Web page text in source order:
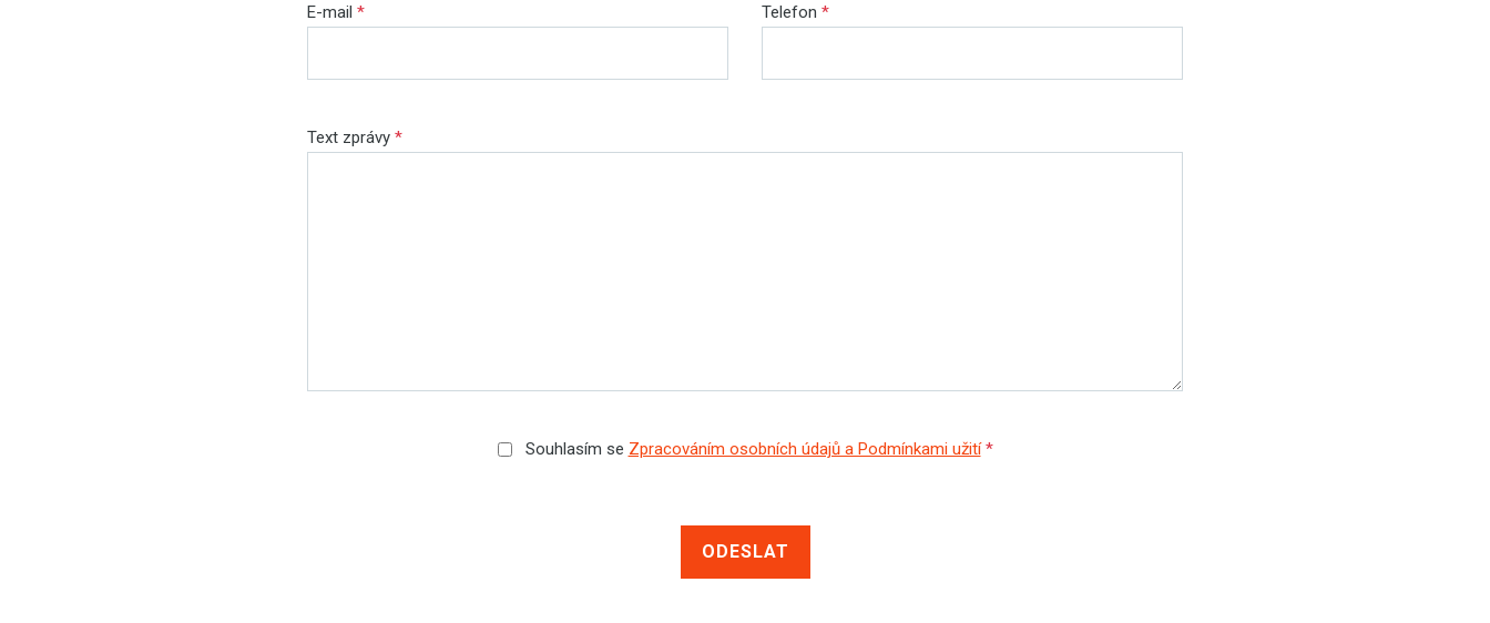
E-mail * Telefon *
Text zprávy *
Souhlasím se Zpracováním osobních údajů a Podmínkami užití *
ODESLAT